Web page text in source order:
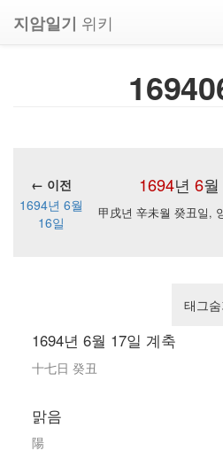
지암일기 위키
1694년 6월
← 이전
1694년 6월
16일
甲戌년 辛未월 癸丑일,
태그
1694년 6월 17일 계축
十七日 癸丑
맑음
陽